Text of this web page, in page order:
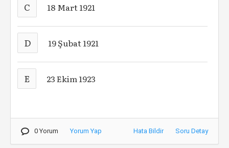
C 18 Mart 1921
D 19 Şubat 1921
E 23 Ekim 1923
0 Yorum Yorum Yap Hata Bildir Soru Detay